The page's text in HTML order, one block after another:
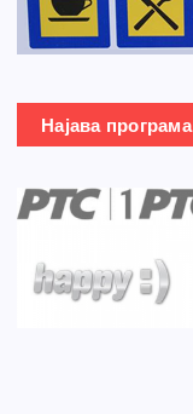
Најава програма